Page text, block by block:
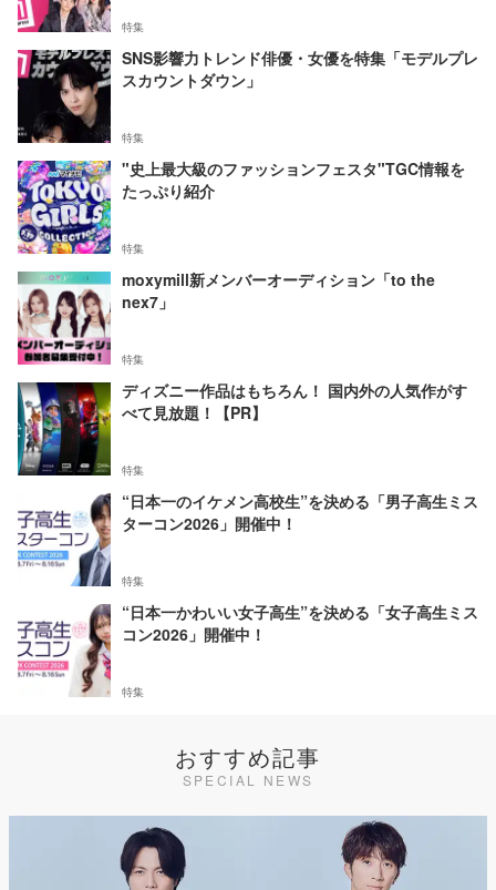
特集
SNS影響力トレンド俳優・女優を特集「モデルプレ
スカウントダウン」
特集
"史上最大級のファッションフェスタ"TGC情報を
たっぷり紹介
特集
moxymill新メンバーオーディション「to the
nex7」
特集
ディズニー作品はもちろん！ 国内外の人気作がす
べて見放題！【PR】
特集
“日本一のイケメン高校生”を決める「男子高生ミス
ターコン2026」開催中！
特集
“日本一かわいい女子高生”を決める「女子高生ミス
コン2026」開催中！
特集
おすすめ記事
SPECIAL NEWS